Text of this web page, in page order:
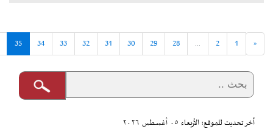
«
1
2
...
28
29
30
31
32
33
34
35
آخر تحديث للموقع: الأربعاء ٠٥ أغسطس ٢٠٢٦